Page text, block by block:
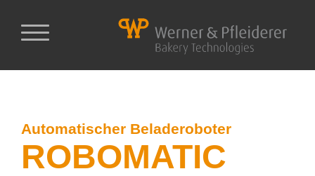
Automatischer Beladeroboter
ROBOMATIC